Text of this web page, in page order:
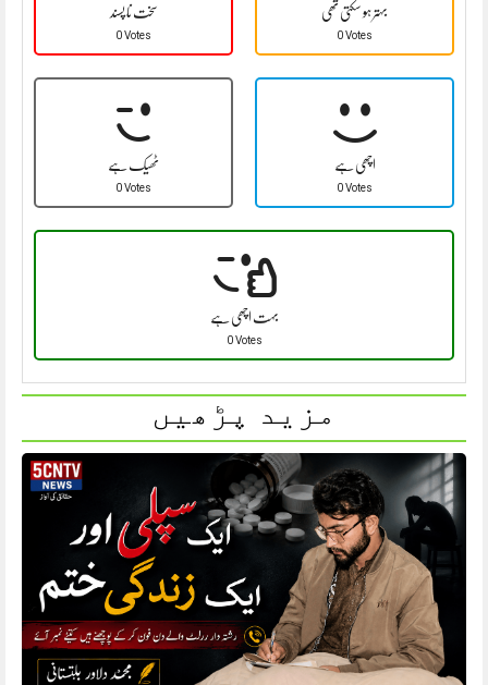
سخت نا پسند
0 Votes
بہتر ہو سکتی تھی
0 Votes
ٹھیک ہے
0 Votes
اچھی ہے
0 Votes
بہت اچھی ہے
0 Votes
مزید پڑھیں